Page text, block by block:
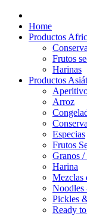
Home
Productos
Frutos
Harinas
Productos
Arroz
Especias
Frutos
Granos /
Harina
Mezclas
Noodles
Pickles
Ready